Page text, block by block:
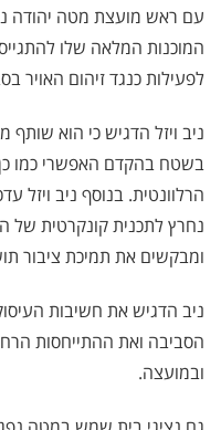
עם ראש מועצת מטה יהודה
המוכנות המלאה שלו
לפעילות כנגד זיהום האויר
ניב ויזל הדגיש כי הוא
בשטח בהקדם האפשרי כמו
הרלוונטית. בנוסף ניב ויזל
נחרץ לתכנית קונקרטית של
ומבקשים את תמיכת ציבור
ניב הדגיש את חשיבות
הסביבה ואת ההתייחסות
ובמועצה.